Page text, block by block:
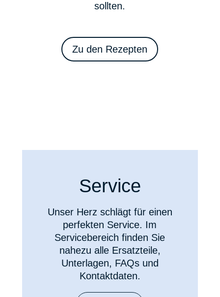
sollten.
Zu den Rezepten
Service
Unser Herz schlägt für einen
perfekten Service. Im
Servicebereich finden Sie
nahezu alle Ersatzteile,
Unterlagen, FAQs und
Kontaktdaten.